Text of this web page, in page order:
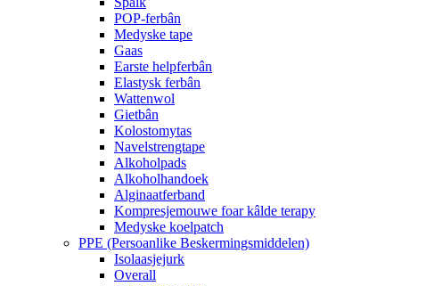
POP-ferbân
Medyske tape
Gaas
Earste helpferbân
Elastysk ferbân
Wattenwol
Gietbân
Kolostomytas
Navelstrengtape
Alkoholpads
Alkoholhandoek
Alginaatferband
Kompresjemouwe foar kâlde terapy
Medyske koelpatch
PPE (Persoanlike Beskermingsmiddelen)
Isolaasjejurk
Overall